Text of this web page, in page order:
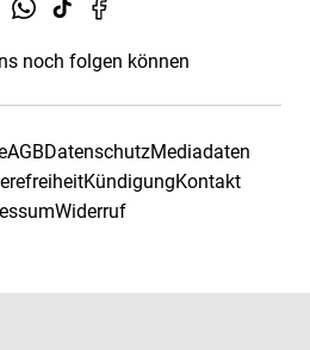
noch folgen können
AGBDatenschutzMediadaten
KündigungKontakt
Widerruf